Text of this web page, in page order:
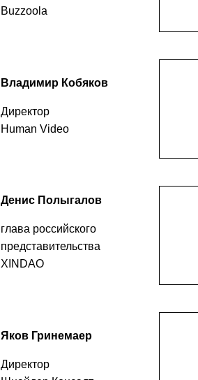
Buzzoola
Владимир Кобяков
Директор
Human Video
Денис Полыгалов
глава российского
представительства
XINDAO
Яков Гринемаер
Директор